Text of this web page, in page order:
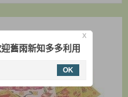
X
舊雨新知多多利用
OK